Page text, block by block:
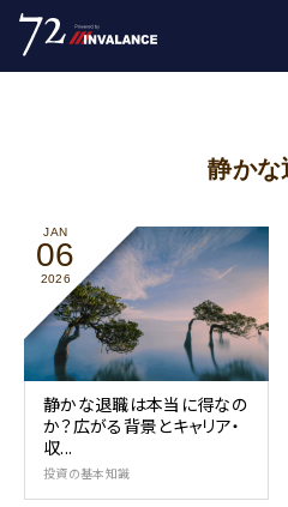
静かな
JAN
06
2026
静かな退職は本当に得なの
か？広がる背景とキャリア・
収...
投資の基本知識